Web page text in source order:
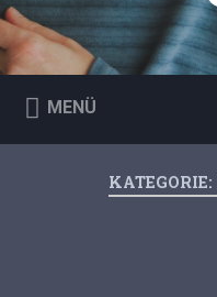
MENÜ
KATEGORIE: